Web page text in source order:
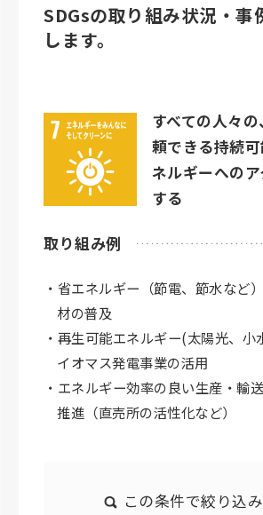
SDGsの取り組み状況・事
します。
すべての人々
頼できる持続
ネルギーへの
する
取り組み例
・省エネルギー（節電、節水など
材の普及
・再生可能エネルギー(太陽光、小
イオマス発電事業の活用
・エネルギー効率の良い生産・輸
推進（直売所の活性化など）
この条件で絞り込み